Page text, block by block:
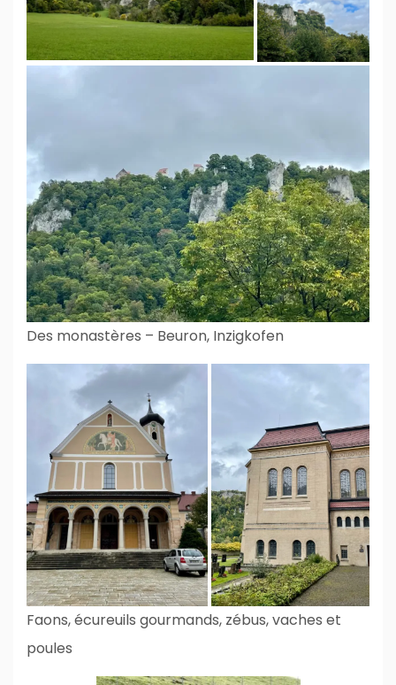
Des monastères – Beuron, Inzigkofen
Faons, écureuils gourmands, zébus, vaches et
poules